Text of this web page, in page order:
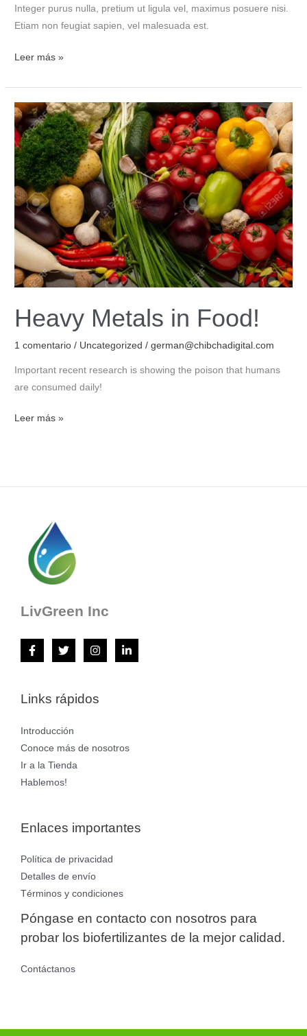
Integer purus nulla, pretium ut ligula vel, maximus posuere nisi.
Etiam non feugiat sapien, vel malesuada est.
Leer más »
Heavy Metals in Food!
1 comentario / Uncategorized /german@chibchadigital.com
Important recent research is showing the poison that humans
are consumed daily!
Heavy
Metals
in
Food!
Leer más »
LivGreen Inc
Links rápidos
Introducción
Conoce más de nosotros
Ir a la Tienda
Hablemos!
Enlaces importantes
Política de privacidad
Detalles de envío
Términos y condiciones
Póngase en contacto con nosotros para
probar los biofertilizantes de la mejor calidad.
Contáctanos